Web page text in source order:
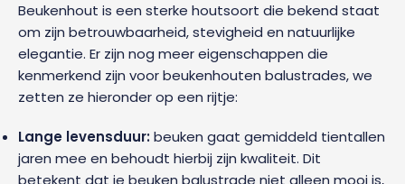
Beukenhout is een sterke houtsoort die bekend staat
om zijn betrouwbaarheid, stevigheid en natuurlijke
elegantie. Er zijn nog meer eigenschappen die
kenmerkend zijn voor beukenhouten balustrades, we
zetten ze hieronder op een rijtje:
Lange levensduur:beuken gaat gemiddeld tientallen
jaren mee en behoudt hierbij zijn kwaliteit. Dit
betekent dat je beuken balustrade niet alleen mooi is,